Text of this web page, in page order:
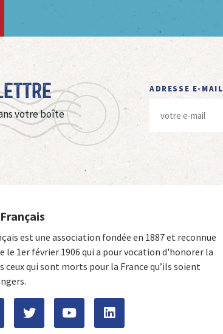
votre boîte
ADRESSE E-MAIL
est une association fondée en 1887 et reconnue
le 1er février 1906 qui a pour vocation d'honorer la
ceux qui sont morts pour la France qu’ils soient